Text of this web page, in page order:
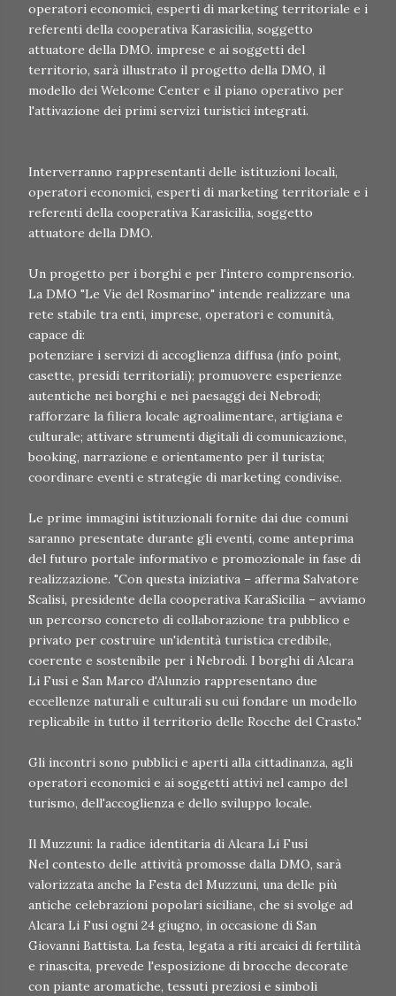
operatori economici, esperti di marketing territoriale e i
referenti della cooperativa Karasicilia, soggetto
attuatore della DMO. imprese e ai soggetti del
territorio, sarà illustrato il progetto della DMO, il
modello dei Welcome Center e il piano operativo per
l'attivazione dei primi servizi turistici integrati.
Interverranno rappresentanti delle istituzioni locali,
operatori economici, esperti di marketing territoriale e i
referenti della cooperativa Karasicilia, soggetto
attuatore della DMO.
Un progetto per i borghi e per l'intero comprensorio.
La DMO "Le Vie del Rosmarino" intende realizzare una
rete stabile tra enti, imprese, operatori e comunità,
capace di:
potenziare i servizi di accoglienza diffusa (info point,
casette, presidi territoriali); promuovere esperienze
autentiche nei borghi e nei paesaggi dei Nebrodi;
rafforzare la filiera locale agroalimentare, artigiana e
culturale; attivare strumenti digitali di comunicazione,
booking, narrazione e orientamento per il turista;
coordinare eventi e strategie di marketing condivise.
Le prime immagini istituzionali fornite dai due comuni
saranno presentate durante gli eventi, come anteprima
del futuro portale informativo e promozionale in fase di
realizzazione. "Con questa iniziativa – afferma Salvatore
Scalisi, presidente della cooperativa KaraSicilia – avviamo
un percorso concreto di collaborazione tra pubblico e
privato per costruire un'identità turistica credibile,
coerente e sostenibile per i Nebrodi. I borghi di Alcara
Li Fusi e San Marco d'Alunzio rappresentano due
eccellenze naturali e culturali su cui fondare un modello
replicabile in tutto il territorio delle Rocche del Crasto."
Gli incontri sono pubblici e aperti alla cittadinanza, agli
operatori economici e ai soggetti attivi nel campo del
turismo, dell'accoglienza e dello sviluppo locale.
Il Muzzuni: la radice identitaria di Alcara Li Fusi
Nel contesto delle attività promosse dalla DMO, sarà
valorizzata anche la Festa del Muzzuni, una delle più
antiche celebrazioni popolari siciliane, che si svolge ad
Alcara Li Fusi ogni 24 giugno, in occasione di San
Giovanni Battista. La festa, legata a riti arcaici di fertilità
e rinascita, prevede l'esposizione di brocche decorate
con piante aromatiche, tessuti preziosi e simboli